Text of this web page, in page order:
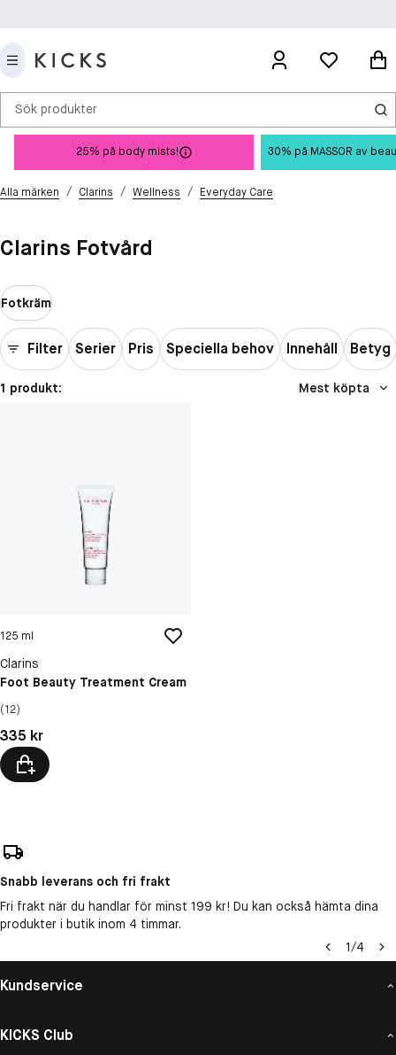
Sök produkter
25% på body mists! 30% på MASSOR av
Alla märken / Clarins / Wellness / Everyday Care
Clarins Fotvård
Fotkräm
Filter Serier Pris Speciella behov Innehåll Betyg
1 produkt: Mest köpta
125 ml
Clarins
Foot Beauty Treatment Cream
(12)
Pris: 335 kr
335 kr
Snabb leverans och fri frakt
Fri frakt när du handlar för minst 199 kr! Du kan också hämta dina
produkter i butik inom 4 timmar.
1/4
Kundservice
KICKS Club